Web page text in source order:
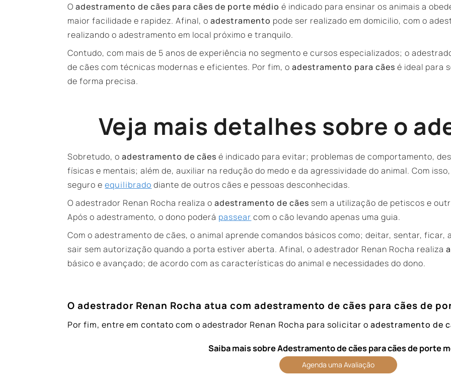
Oadestramento de cães para cães de porte médio é indicado para ensinar os animais a
maior facilidade e rapidez. Afinal, oadestramento pode ser realizado em domicilio, com o
realizando o adestramento em local próximo e tranquilo.
Contudo, com mais de 5 anos de experiência no segmento e cursos especializados; o
de cães com técnicas modernas e eficientes. Por fim, oadestramento para cães é ideal para
de forma precisa.
Veja mais detalhes sobre o
Sobretudo, oadestramento de cães é indicado para evitar; problemas de comportamento,
físicas e mentais; além de, auxiliar na redução do medo e da agressividade do animal. Com
seguro eequilibrado diante de outros cães e pessoas desconhecidas.
O adestrador Renan Rocha realiza oadestramento de cães sem a utilização de petiscos e
Após o adestramento, o dono poderá passear com o cão levando apenas uma guia.
Com o adestramento de cães, o animal aprende comandos básicos como; deitar, sentar, ficar,
sair sem autorização quando a porta estiver aberta. Afinal, o adestrador Renan Rocha realiza
básico e avançado; de acordo com as características do animal e necessidades do dono.
O adestrador Renan Rocha atua com adestramento de cães para cães de
Por fim, entre em contato com o adestrador Renan Rocha para solicitar oadestramento de
Saiba mais sobre Adestramento de cães para cães de porte
Agenda uma Avaliação